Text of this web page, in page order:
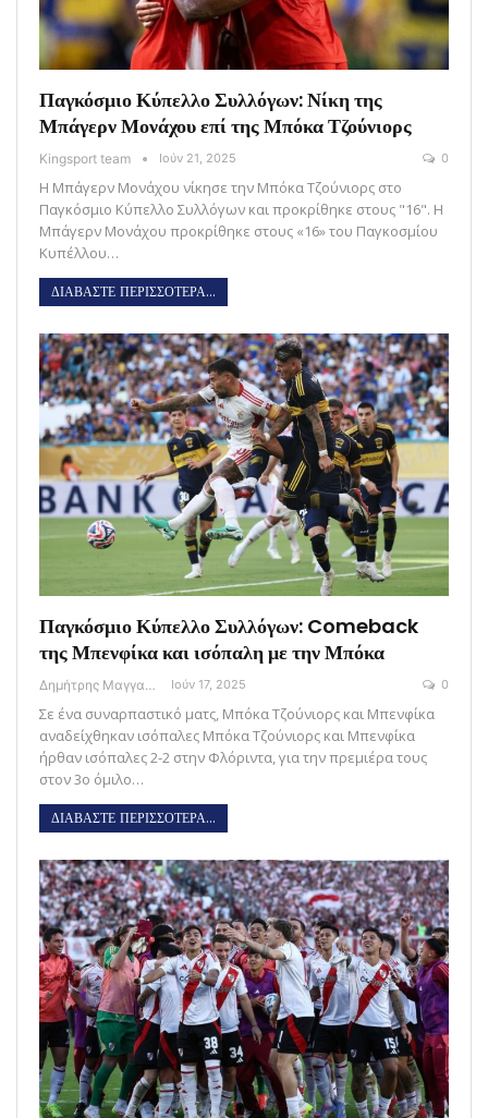
Παγκόσμιο Κύπελλο Συλλόγων: Νίκη της
Μπάγερν Μονάχου επί της Μπόκα Τζούνιορς
Kingsport team Ιούν 21, 2025 0
Η Μπάγερν Μονάχου νίκησε την Μπόκα Τζούνιορς στο
Παγκόσμιο Κύπελλο Συλλόγων και προκρίθηκε στους "16". Η
Μπάγερν Μονάχου προκρίθηκε στους «16» του Παγκοσμίου
Κυπέλλου…
ΔΙΑΒΑΣΤΕ ΠΕΡΙΣΣΟΤΕΡΑ...
Παγκόσμιο Κύπελλο Συλλόγων: Comeback
της Μπενφίκα και ισόπαλη με την Μπόκα
Δημήτρης Μαγγανάρης Ιούν 17, 2025 0
Σε ένα συναρπαστικό ματς, Μπόκα Τζούνιορς και Μπενφίκα
αναδείχθηκαν ισόπαλες Μπόκα Τζούνιορς και Μπενφίκα
ήρθαν ισόπαλες 2-2 στην Φλόριντα, για την πρεμιέρα τους
στον 3ο όμιλο…
ΔΙΑΒΑΣΤΕ ΠΕΡΙΣΣΟΤΕΡΑ...